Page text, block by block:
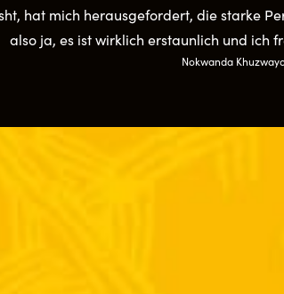
hat mich herausgefordert, die starke
also ja, es ist wirklich erstaunlich und ich
Nokwanda